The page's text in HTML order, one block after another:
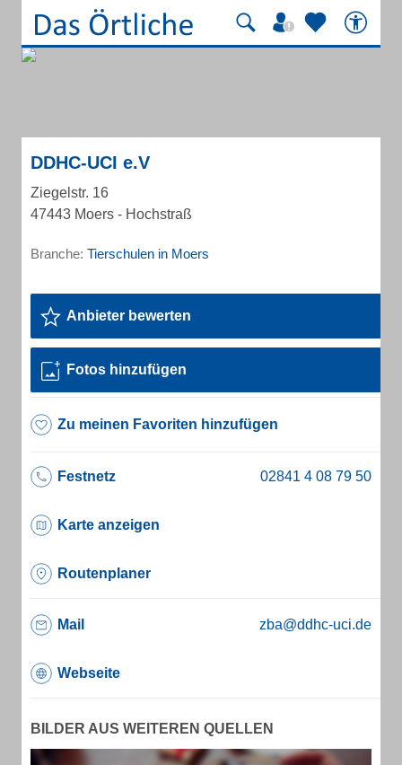
DDHC-UCI e.V
Ziegelstr. 16
47443 Moers - Hochstraß
Branche: Tierschulen in Moers
Anbieter bewerten
Fotos hinzufügen
Zu meinen Favoriten hinzufügen
Festnetz
Karte anzeigen
Routenplaner
Mail zba@ddhc-uci.de
Webseite
BILDER AUS WEITEREN QUELLEN